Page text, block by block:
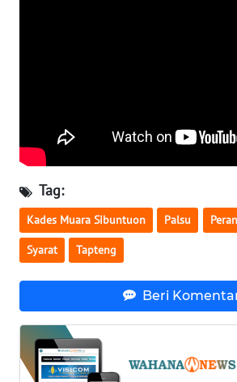
Tag:
Kades Muara Sibuntuon Palsu
Syarat Tapteng
Beri
WN
KALTIM
WN
SULSEL
WN
SULUT